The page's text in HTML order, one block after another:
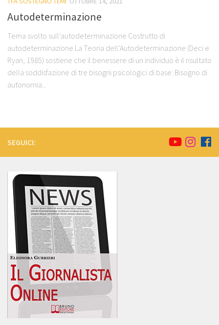
Autodeterminazione
Tema svolto sull’autodeterminazione Costrutto di
autodeterminazione La Teoria dell’Autodeterminazione (Deci e
Ryan, 1985) sostiene che il benessere di un individuo è il risultato
della soddisfazione di tre bisogni psicologici di base: Bisogno di
autonomia...
SEGUICI: